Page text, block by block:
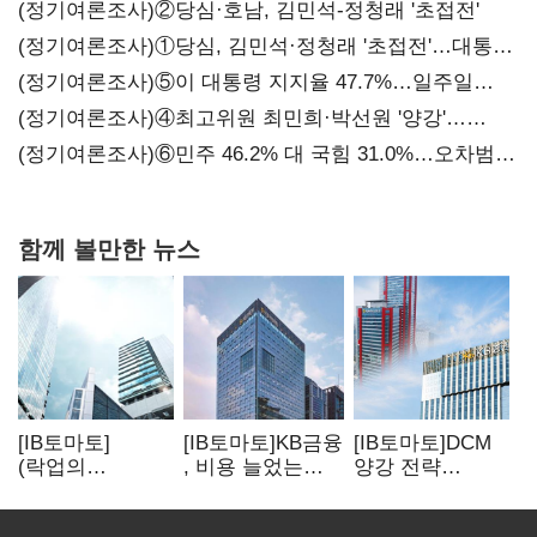
(정기여론조사)②당심·호남, 김민석-정청래 '초접전'
(정기여론조사)①당심, 김민석·정청래 '초접전'…대통령
지지도 '50% 아래로'(종합)
(정기여론조사)⑤이 대통령 지지율 47.7%…일주일
만에 다시 40%대
(정기여론조사)④최고위원 최민희·박선원 '양강'…
서미화·이성윤·임미애 뒤이어
(정기여론조사)⑥민주 46.2% 대 국힘 31.0%…오차범위
함께 볼만한 뉴스
[IB토마토]
(락업의
뒤 풀리는 FI
[IB토마토]KB금융
, 비용 늘었는데
개선…증권 호황
[IB토마토]DCM
양강 전략
승부처는 하반기